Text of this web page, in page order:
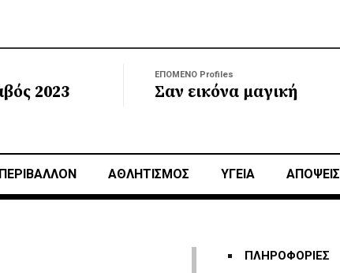
2023
ΕΠΟΜΕΝΟ Profiles
Σαν εικόνα μαγική
ΠΕΡΙΒΑΛΛΟΝ ΑΘΛΗΤΙΣΜΌΣ ΥΓΕΙΑ ΑΠΟΨΕΙΣ
ΠΛΗΡΟΦΟΡΙΕΣ